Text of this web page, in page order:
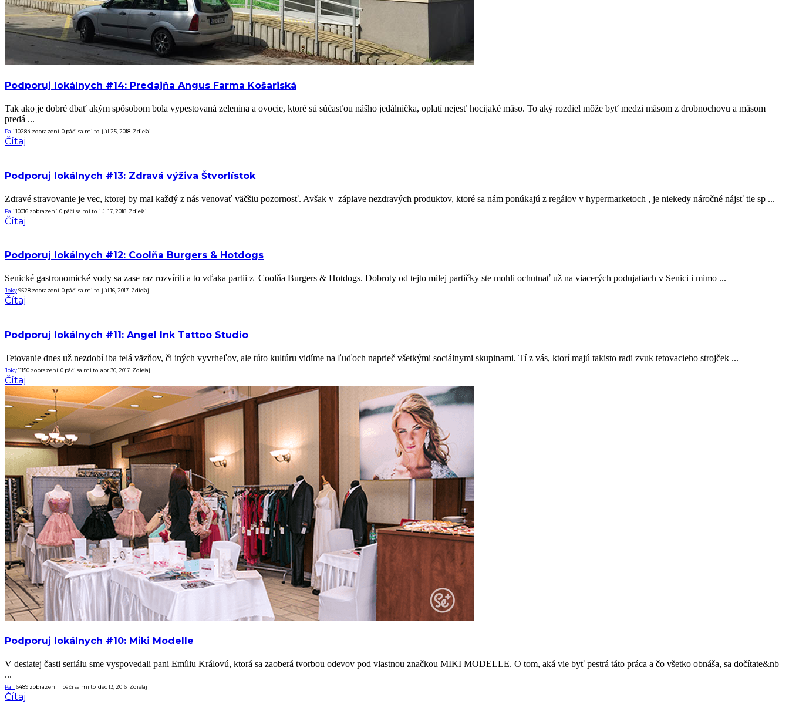
Podporuj lokálnych #14: Predajňa Angus Farma Košariská
Tak ako je dobré dbať akým spôsobom bola vypestovaná zelenina a ovocie, ktoré sú súčasťou nášho jedálnička, oplatí nejesť hocijaké mäso. To aký rozdiel môže byť medzi mäsom z drobnochovu a mäsom
predá ...
Pali 10284 zobrazení 0 páči sa mi to júl 25, 2018 Zdieľaj
Čítaj
Podporuj lokálnych #13: Zdravá výživa Štvorlístok
Zdravé stravovanie je vec, ktorej by mal každý z nás venovať väčšiu pozornosť. Avšak v záplave nezdravých produktov, ktoré sa nám ponúkajú z regálov v hypermarketoch , je niekedy náročné nájsť tie sp ...
Pali 10016 zobrazení 0 páči sa mi to júl 17, 2018 Zdieľaj
Čítaj
Podporuj lokálnych #12: Coolňa Burgers & Hotdogs
Senické gastronomické vody sa zase raz rozvírili a to vďaka partii z Coolňa Burgers & Hotdogs. Dobroty od tejto milej partičky ste mohli ochutnať už na viacerých podujatiach v Senici i mimo ...
Joky9528 zobrazení 0 páči sa mi to júl 16, 2017 Zdieľaj
Čítaj
Podporuj lokálnych #11: Angel Ink Tattoo Studio
Tetovanie dnes už nezdobí iba telá väzňov, či iných vyvrheľov, ale túto kultúru vidíme na ľuďoch naprieč všetkými sociálnymi skupinami. Tí z vás, ktorí majú takisto radi zvuk tetovacieho strojček ...
Joky11150 zobrazení 0 páči sa mi to apr 30, 2017 Zdieľaj
Čítaj
Podporuj lokálnych #10: Miki Modelle
V desiatej časti seriálu sme vyspovedali pani Emíliu Královú, ktorá sa zaoberá tvorbou odevov pod vlastnou značkou MIKI MODELLE. O tom, aká vie byť pestrá táto práca a čo všetko obnáša, sa dočítate&nb
...
Pali 6489 zobrazení 1 páči sa mi to dec 13, 2016 Zdieľaj
Čítaj